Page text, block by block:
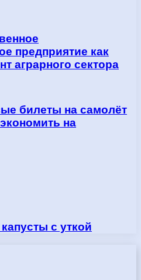
предприятие как
аграрного сектора
билеты на самолёт
на
с уткой